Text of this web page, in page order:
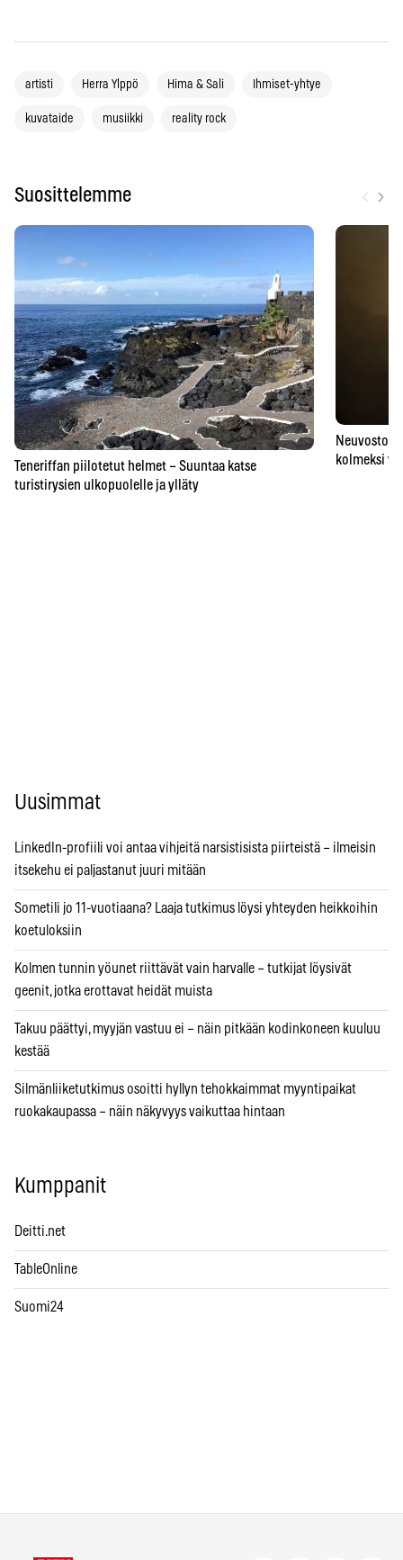
artisti Herra Ylppö Hima & Sali Ihmiset-yhtye
kuvataide musiikki reality rock
Suosittelemme ›
Teneriffan piilotetut helmet – Suuntaa katse
turistirysien ulkopuolelle ja ylläty
kolmeksi
Uusimmat
LinkedIn-profiili voi antaa vihjeitä narsistisista piirteistä – ilmeisin
itsekehu ei paljastanut juuri mitään
Sometili jo 11-vuotiaana? Laaja tutkimus löysi yhteyden heikkoihin
koetuloksiin
Kolmen tunnin yöunet riittävät vain harvalle – tutkijat löysivät
geenit, jotka erottavat heidät muista
Takuu päättyi, myyjän vastuu ei – näin pitkään kodinkoneen kuuluu
kestää
Silmänliiketutkimus osoitti hyllyn tehokkaimmat myyntipaikat
ruokakaupassa – näin näkyvyys vaikuttaa hintaan
Kumppanit
Deitti.net
TableOnline
Suomi24